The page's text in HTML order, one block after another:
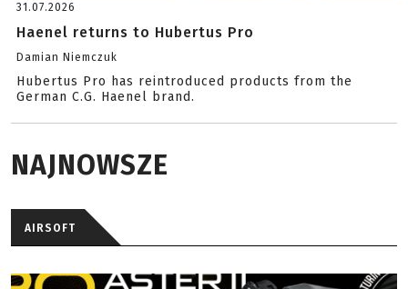
31.07.2026
Haenel returns to Hubertus Pro
Damian Niemczuk
Hubertus Pro has reintroduced products from the
German C.G. Haenel brand.
NAJNOWSZE
AIRSOFT